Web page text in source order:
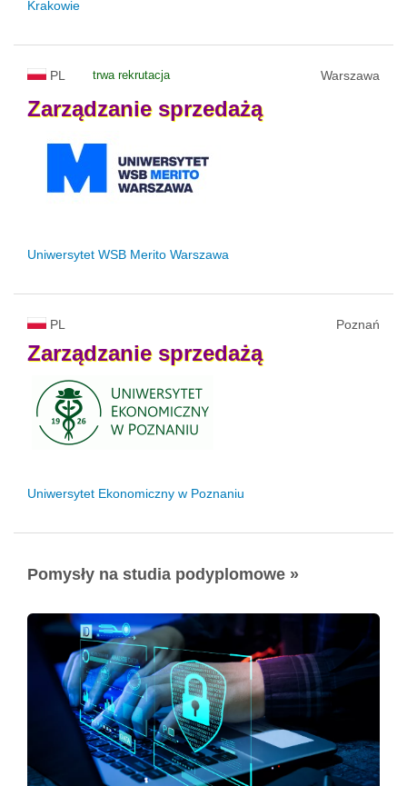
Krakowie
PL trwa rekrutacja Warszawa
Zarządzanie sprzedażą
Uniwersytet WSB Merito Warszawa
PL Poznań
Zarządzanie sprzedażą
Uniwersytet Ekonomiczny w Poznaniu
Pomysły na studia podyplomowe »